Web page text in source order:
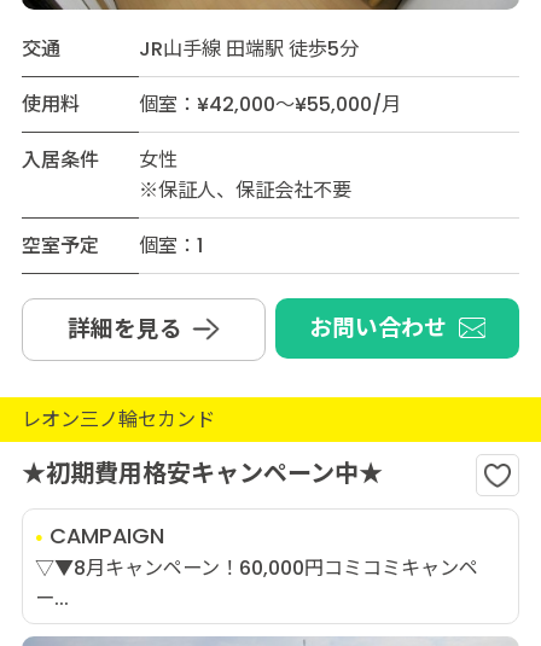
交通
JR山手線 田端駅 徒歩5分
使用料
個室：¥42,000～¥55,000/月
入居条件
女性
※保証人、保証会社不要
空室予定
個室：1
詳細を見る お問い合わせ
レオン三ノ輪セカンド
★初期費用格安キャンペーン中★
CAMPAIGN
▽▼8月キャンペーン！60,000円コミコミキャンペ
ー...